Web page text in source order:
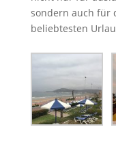
son­dern auch für
beliebtesten